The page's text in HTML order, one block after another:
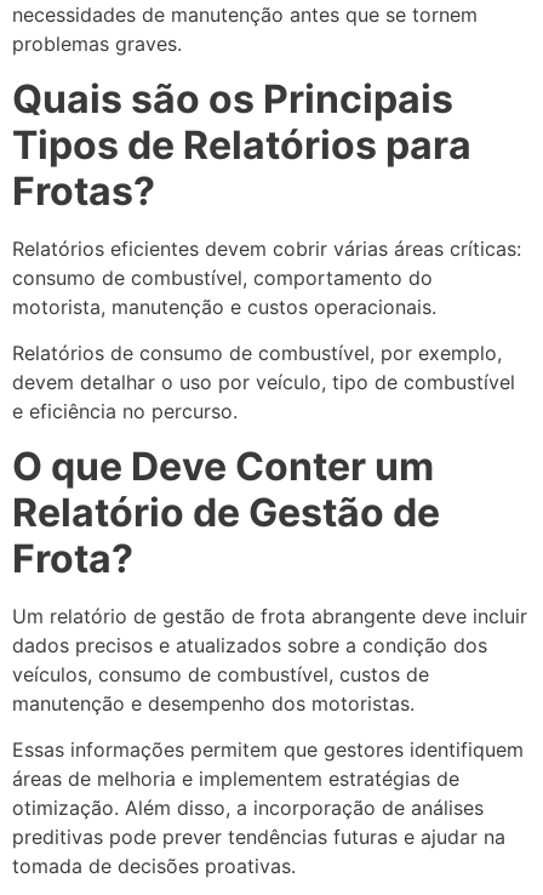
necessidades de manutenção antes que se tornem
problemas graves.
Quais são os Principais
Tipos de Relatórios para
Frotas?
Relatórios eficientes devem cobrir várias áreas críticas:
consumo de combustível, comportamento do
motorista, manutenção e custos operacionais.
Relatórios de consumo de combustível, por exemplo,
devem detalhar o uso por veículo, tipo de combustível
e eficiência no percurso.
O que Deve Conter um
Relatório de Gestão de
Frota?
Um relatório de gestão de frota abrangente deve incluir
dados precisos e atualizados sobre a condição dos
veículos, consumo de combustível, custos de
manutenção e desempenho dos motoristas.
Essas informações permitem que gestores identifiquem
áreas de melhoria e implementem estratégias de
otimização. Além disso, a incorporação de análises
preditivas pode prever tendências futuras e ajudar na
tomada de decisões proativas.